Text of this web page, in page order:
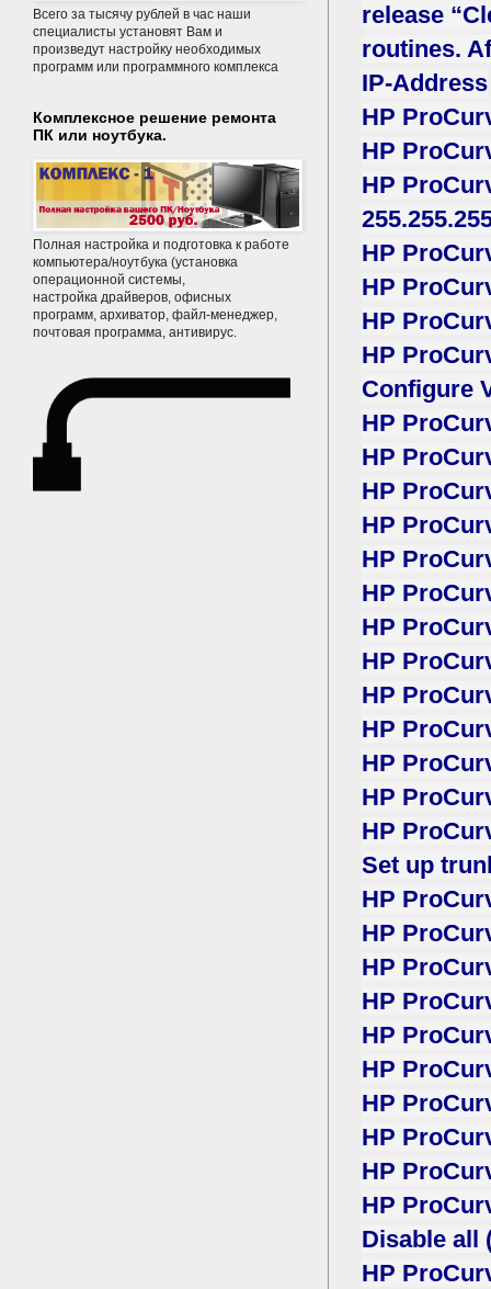
release
routines.
IP-Address
HP
HP
HP
HP
HP
HP
HP
Configure
HP
HP
HP
HP
HP
HP
HP
HP
HP
HP
HP
HP
HP
Set up
HP
HP
HP
HP
HP
HP
HP
HP
HP
HP
Disable all
HP
Всего за тысячу рублей в час наши
специалисты установят Вам и
произведут настройку необходимых
программ или программного комплекса
Комплексное решение ремонта
ПК или ноутбука.
Полная настройка и подготовка к работе
компьютера/ноутбука (установка
операционной системы,
настройка драйверов, офисных
программ, архиватор, файл-менеджер,
почтовая программа, антивирус.